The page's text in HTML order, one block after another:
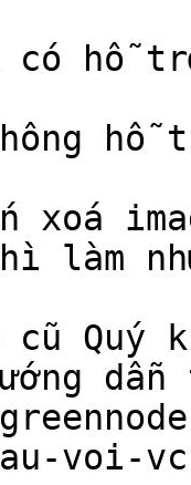
có hỗ
xoá
làm
cũ Quý
voi-